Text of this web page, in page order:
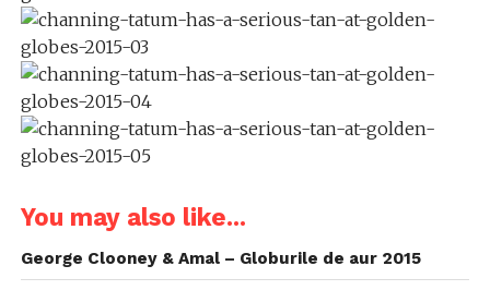
You may also like...
George Clooney & Amal – Globurile de aur 2015